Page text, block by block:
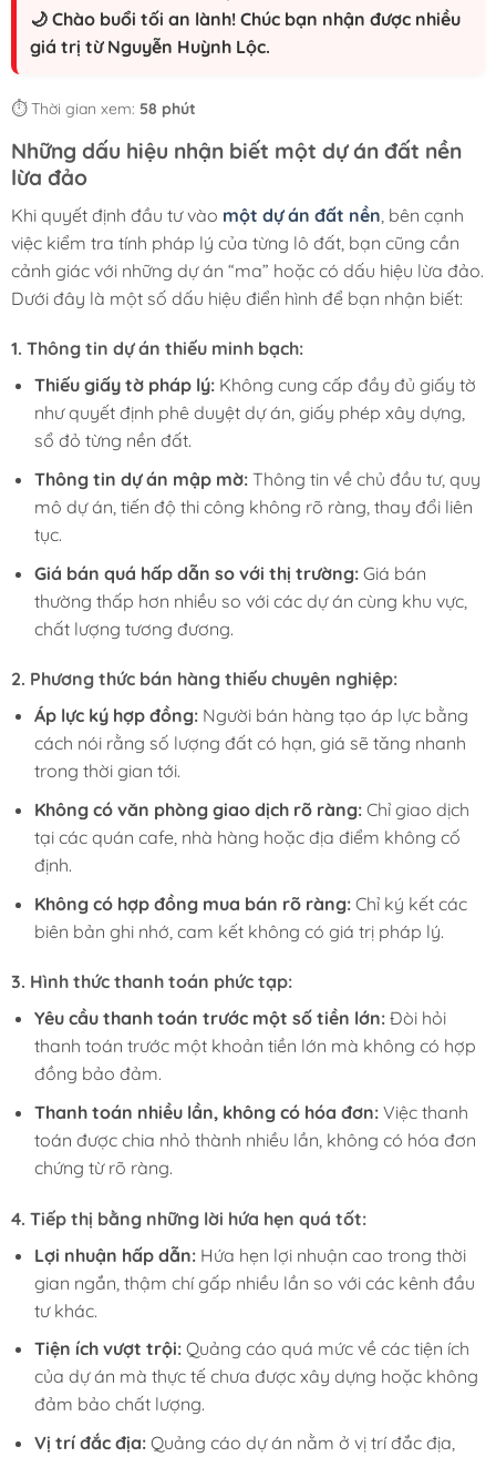
🌙 Chào buổi tối an lành! Chúc bạn nhận được nhiều
giá trị từ Nguyễn Huỳnh Lộc.
⏱️ Thời gian xem: 58 phút
Những dấu hiệu nhận biết một dự án đất nền
lừa đảo
Khi quyết định đầu tư vào một dự án đất nền , bên cạnh
việc kiểm tra tính pháp lý của từng lô đất, bạn cũng cần
cảnh giác với những dự án “ma” hoặc có dấu hiệu lừa đảo.
Dưới đây là một số dấu hiệu điển hình để bạn nhận biết:
1. Thông tin dự án thiếu minh bạch:
Thiếu giấy tờ pháp lý:Không cung cấp đầy đủ giấy tờ
như quyết định phê duyệt dự án, giấy phép xây dựng,
sổ đỏ từng nền đất.
Thông tin dự án mập mờ:Thông tin về chủ đầu tư, quy
mô dự án, tiến độ thi công không rõ ràng, thay đổi liên
tục.
Giá bán quá hấp dẫn so với thị trường:Giá bán
thường thấp hơn nhiều so với các dự án cùng khu vực,
chất lượng tương đương.
2. Phương thức bán hàng thiếu chuyên nghiệp:
Áp lực ký hợp đồng:Người bán hàng tạo áp lực bằng
cách nói rằng số lượng đất có hạn, giá sẽ tăng nhanh
trong thời gian tới.
Không có văn phòng giao dịch rõ ràng:Chỉ giao dịch
tại các quán cafe, nhà hàng hoặc địa điểm không cố
định.
Không có hợp đồng mua bán rõ ràng:Chỉ ký kết các
biên bản ghi nhớ, cam kết không có giá trị pháp lý.
3. Hình thức thanh toán phức tạp:
Yêu cầu thanh toán trước một số tiền lớn:Đòi hỏi
thanh toán trước một khoản tiền lớn mà không có hợp
đồng bảo đảm.
Thanh toán nhiều lần, không có hóa đơn:Việc thanh
toán được chia nhỏ thành nhiều lần, không có hóa đơn
chứng từ rõ ràng.
4. Tiếp thị bằng những lời hứa hẹn quá tốt:
Lợi nhuận hấp dẫn:Hứa hẹn lợi nhuận cao trong thời
gian ngắn, thậm chí gấp nhiều lần so với các kênh đầu
tư khác.
Tiện ích vượt trội:Quảng cáo quá mức về các tiện ích
của dự án mà thực tế chưa được xây dựng hoặc không
đảm bảo chất lượng.
Vị trí đắc địa:Quảng cáo dự án nằm ở vị trí đắc địa,